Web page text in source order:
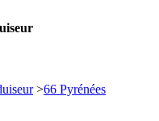
>66 Pyrénées